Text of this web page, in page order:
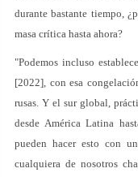
durante bastante tiempo,
masa crítica hasta ahora?
"Podemos incluso
[2022], con esa
rusas. Y el sur global,
desde América Latina
pueden hacer esto con
cualquiera de nosotros